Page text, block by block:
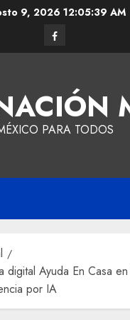
9, 2026 12:05:39 AM
PARA TODOS
digital Ayuda En Casa
por IA